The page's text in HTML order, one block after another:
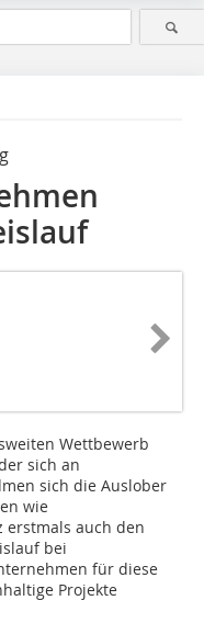
Wettbewerb
sich an
sich die Auslober
wie
erstmals auch den
bei
für diese
Projekte